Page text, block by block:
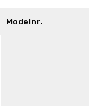
Modelnr.